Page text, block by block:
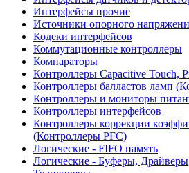
Интерфейсы прочие
Источники опорного
Кодеки интерфейсов
Коммутационные контроллеры
Компараторы
Контроллеры Capacitive Touch,
Контроллеры балластов ламп
Контроллеры и мониторы
Контроллеры интерфейсов
Контроллеры коррекции
(Контроллеры PFC)
Логические - FIFO память
Логические - Буферы,